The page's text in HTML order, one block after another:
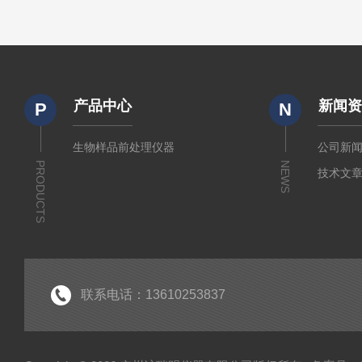
P
PRODUCTS
产品中心
生物样品前处理仪器
N
NEWS
新闻
公司新
技术文
联系电话：13610253837